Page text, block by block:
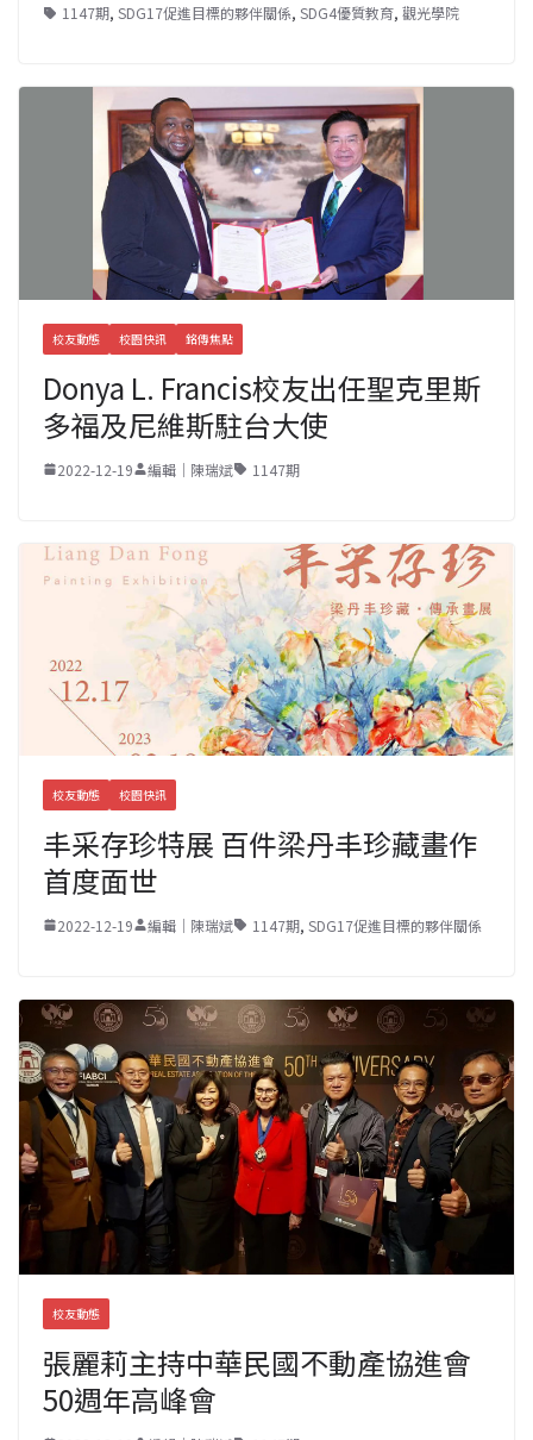
1147期, SDG17促進目標的夥伴關係, SDG4優質教育, 觀光學院
校友動態 校園快訊 銘傳焦點
Donya L. Francis校友出任聖克里斯
多福及尼維斯駐台大使
2022-12-19 編輯｜陳瑞斌 1147期
校友動態 校園快訊
丰采存珍特展 百件梁丹丰珍藏畫作
首度面世
2022-12-19 編輯｜陳瑞斌 1147期, SDG17促進目標的夥伴關係
校友動態
張麗莉主持中華民國不動產協進會
50週年高峰會